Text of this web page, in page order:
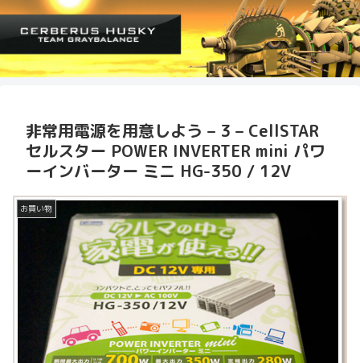
非常用電源を用意しよう – 3 – CellSTAR
セルスター POWER INVERTER mini パワ
ーインバーター ミニ HG-350 / 12V
お買い物